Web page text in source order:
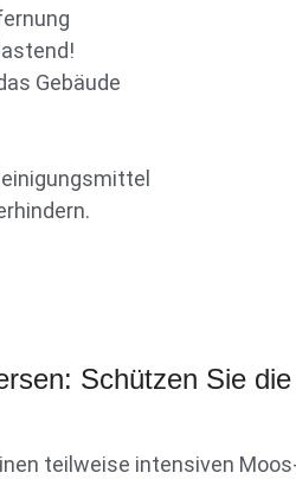
Gebäude
Schützen Sie
teilweise intensiven